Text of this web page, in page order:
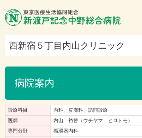
西新宿５丁目内山クリニック
病院案内
診療科目
内科、皮膚科、訪問診療
医師
内山 裕智（ウチヤマ ヒロトモ）
専門分野
循環器内科